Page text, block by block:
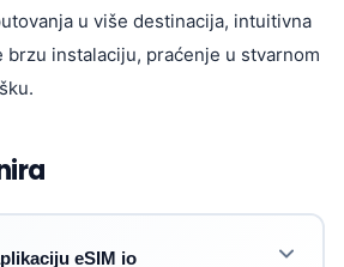
u više destinacija, intuitivna
brzu instalaciju, praćenje u stvarnom
eSIM io